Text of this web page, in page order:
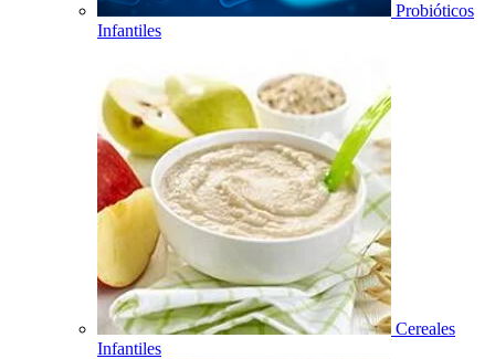
Probióticos
Infantiles
Cereales
Infantiles